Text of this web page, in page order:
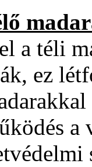
a téli
ez
a